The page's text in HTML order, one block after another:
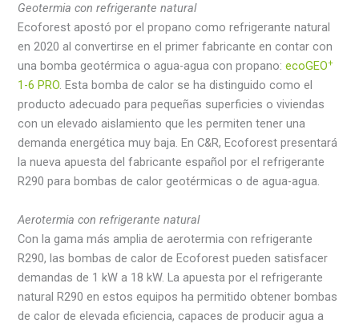
Geotermia con refrigerante natural
Ecoforest apostó por el propano como refrigerante natural
en 2020 al convertirse en el primer fabricante en contar con
una bomba geotérmica o agua-agua con propano:ecoGEO+
1-6 PRO. Esta bomba de calor se ha distinguido como el
producto adecuado para pequeñas superficies o viviendas
con un elevado aislamiento que les permiten tener una
demanda energética muy baja. En C&R, Ecoforest presentará
la nueva apuesta del fabricante español por el refrigerante
R290 para bombas de calor geotérmicas o de agua-agua.
Aerotermia con refrigerante natural
Con la gama más amplia de aerotermia con refrigerante
R290, las bombas de calor de Ecoforest pueden satisfacer
demandas de 1 kW a 18 kW. La apuesta por el refrigerante
natural R290 en estos equipos ha permitido obtener bombas
de calor de elevada eficiencia, capaces de producir agua a